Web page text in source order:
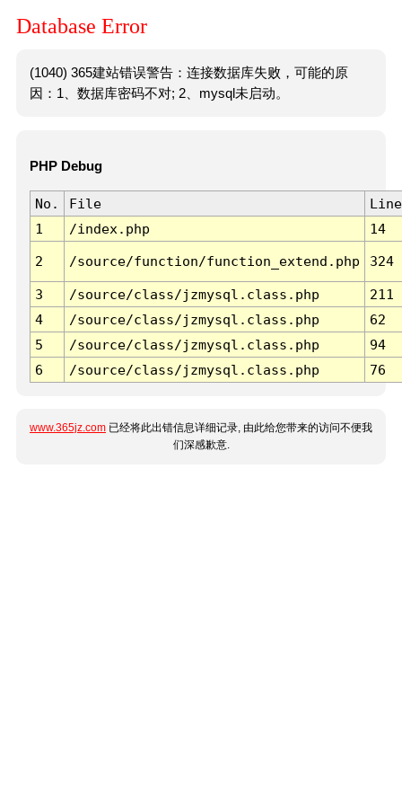
Database Error
(1040) 365建站错误警告：连接数据库失败，可能的原
因：1、数据库密码不对; 2、mysql未启动。
PHP Debug
No. File
Line
1
/index.php 14
2 /source/function/function_extend.php 324
3 /source/class/jzmysql.class.php
211
4
/source/class/jzmysql.class.php
62
5
/source/class/jzmysql.class.php
94
6
/source/class/jzmysql.class.php 76
www.365jz.com 已经将此出错信息详细记录, 由此给您带来的访问不便我
们深感歉意.